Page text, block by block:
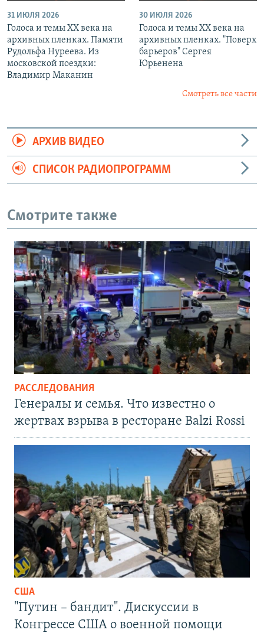
31 ИЮЛЯ 2026
Голоса и темы XX века на
архивных пленках. Памяти
Рудольфа Нуреева. Из
московской поездки:
Владимир Маканин
30 ИЮЛЯ 2026
Голоса и темы XX века на
архивных пленках. "Поверх
барьеров" Сергея
Юрьенена
Смотреть все части
АРХИВ ВИДЕО
СПИСОК РАДИОПРОГРАММ
Смотрите также
РАССЛЕДОВАНИЯ
Генералы и семья. Что известно о
жертвах взрыва в ресторане Balzi Rossi
США
"Путин – бандит". Дискуссии в
Конгрессе США о военной помощи